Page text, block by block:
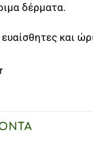
δέρματα.
ευαίσθητες και